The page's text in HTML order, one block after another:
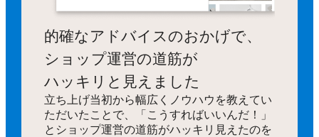
的確なアドバイスのおかげで、
ショップ運営の道筋が
ハッキリと見えました
立ち上げ当初から幅広くノウハウを教えてい
ただいたことで、「こうすればいいんだ！」
とショップ運営の道筋がハッキリ見えたのを